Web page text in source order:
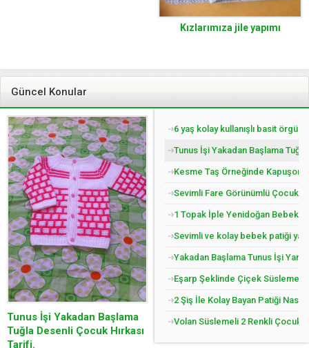
Kızlarımıza jile yapımı
Güncel Konular
Tunus İşi Yakadan Başlama
Tuğla Desenli Çocuk Hırkası
Tarifi.
6 yaş kolay kullanışlı basit örgü
Tunus İşi Yakadan Başlama
Kesme Taş Örneğinde
Sevimli Fare Görünümlü Çocuk
1 Topak İple Yenidoğan Bebek
Sevimli ve kolay bebek patiği
Yakadan Başlama Tunus İşi
Eşarp Şeklinde Çiçek Süslemeli
2 Şiş İle Kolay Bayan Patiği Nasıl
Volan Süslemeli 2 Renkli Çocuk